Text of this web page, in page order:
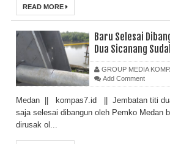
READ MORE
Baru Selesai
Dua Sicanang
GROUP MEDIA
Add Comment
Medan || kompas7.id || Jembatan titi
saja selesai dibangun oleh Pemko Medan
dirusak ol...